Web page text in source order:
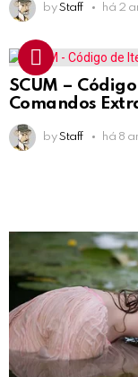
by Staff há 2
SCUM –
Comandos
by Staff há 8